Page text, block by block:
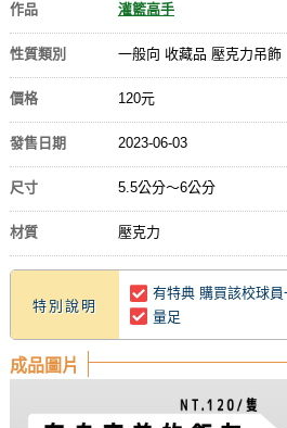
作品 灌籃高手
性質類別 一般向 收藏品 壓克力吊飾
價格 120元
發售日期 2023-06-03
尺寸 5.5公分～6公分
材質 壓克力
特別說明
有特典 購買該校球
量足
成品圖片